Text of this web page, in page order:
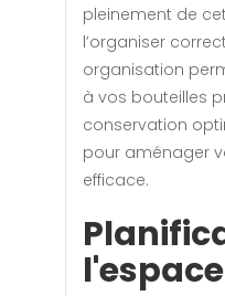
pleinement de
l’organiser
organisation
à vos bouteilles
conservation
pour aménager
efficace.
l'espace